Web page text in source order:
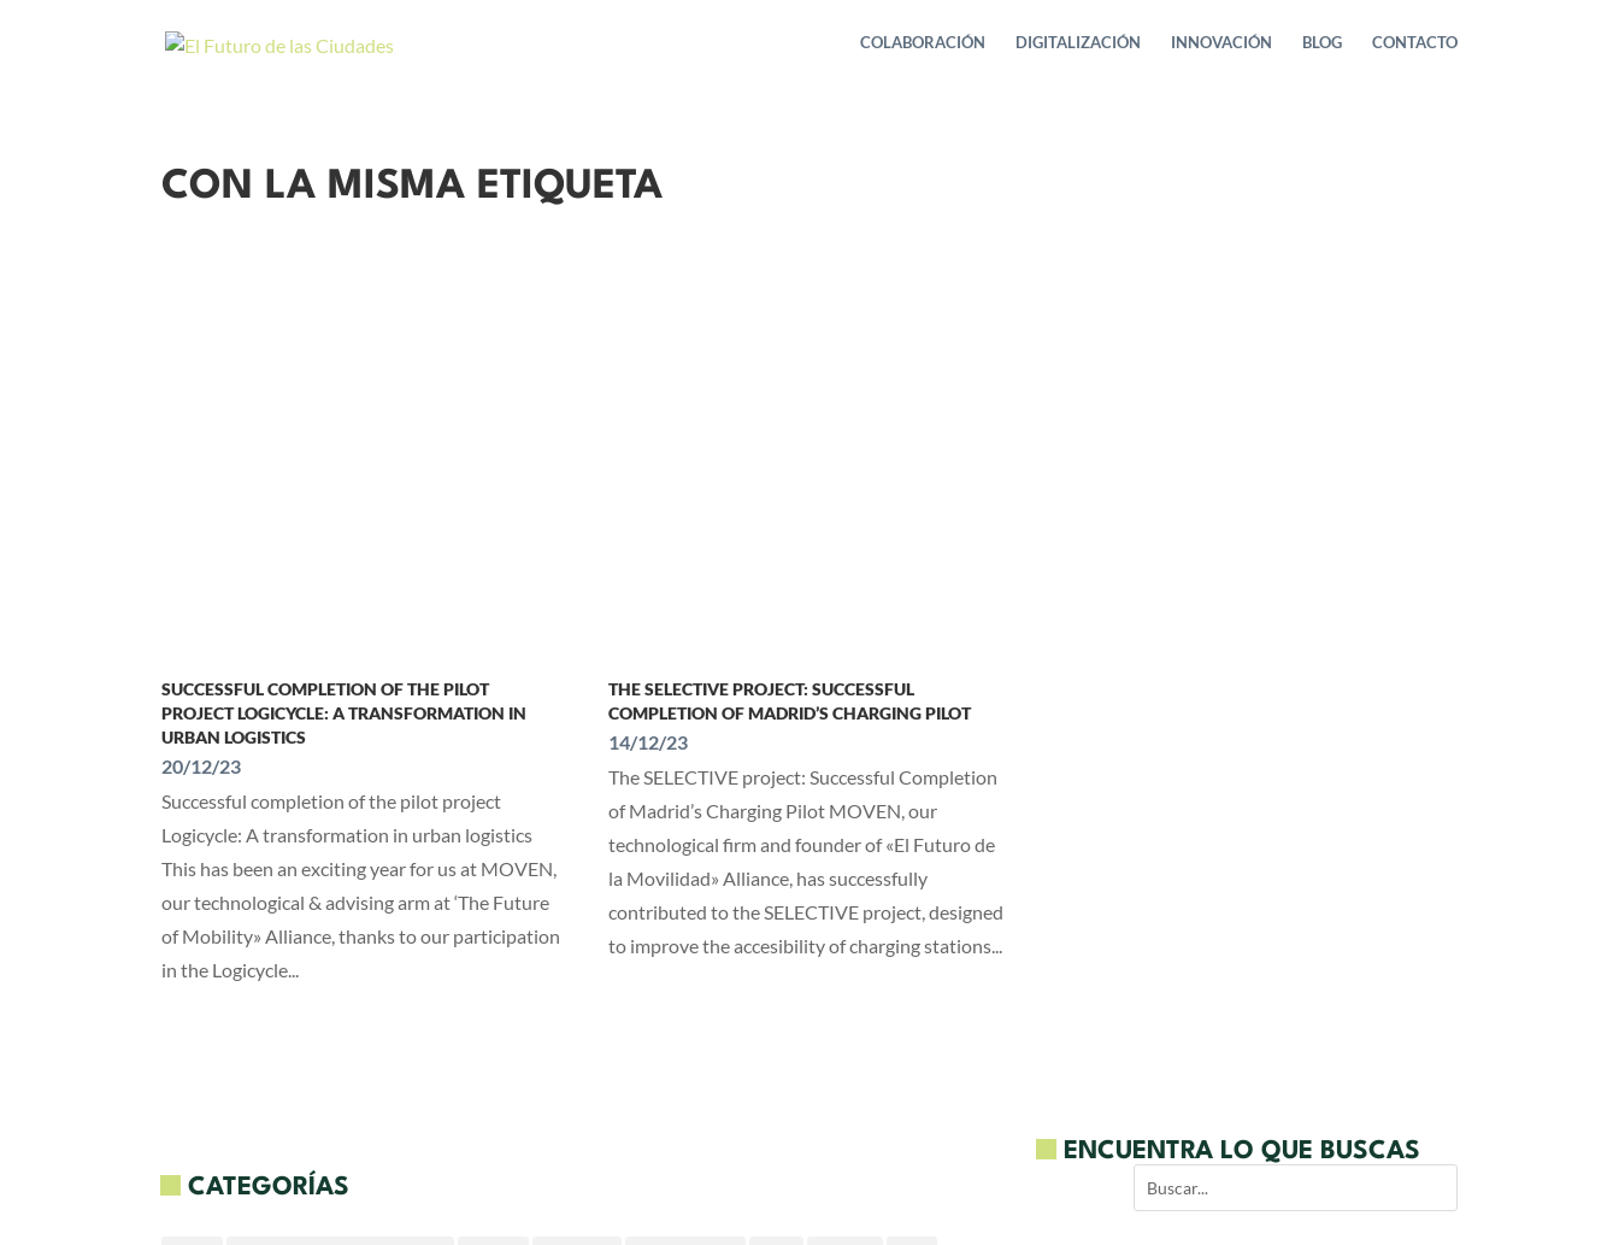
COLABORACIÓN DIGITALIZACIÓN INNOVACIÓN BLOG CONTACTO
SUCCESSFUL COMPLETION OF THE PILOT
PROJECT LOGICYCLE: A TRANSFORMATION IN
URBAN LOGISTICS
20/12/23
Successful completion of the pilot project
Logicycle: A transformation in urban logistics
This has been an exciting year for us at MOVEN,
our technological & advising arm at ‘The Future
of Mobility» Alliance, thanks to our participation
in the Logicycle...
THE SELECTIVE PROJECT: SUCCESSFUL
COMPLETION OF MADRID’S CHARGING PILOT
14/12/23
The SELECTIVE project: Successful Completion
of Madrid’s Charging Pilot MOVEN, our
technological firm and founder of «El Futuro de
la Movilidad» Alliance, has successfully
contributed to the SELECTIVE project, designed
to improve the accesibility of charging stations...
CATEGORÍAS
ENCUENTRA LO QUE BUSCAS